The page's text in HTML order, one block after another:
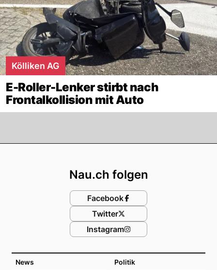
Kölliken AG
E-Roller-Lenker stirbt nach
Frontalkollision mit Auto
News Politik
Nau.ch folgen
Facebook
Twitter
Instagram